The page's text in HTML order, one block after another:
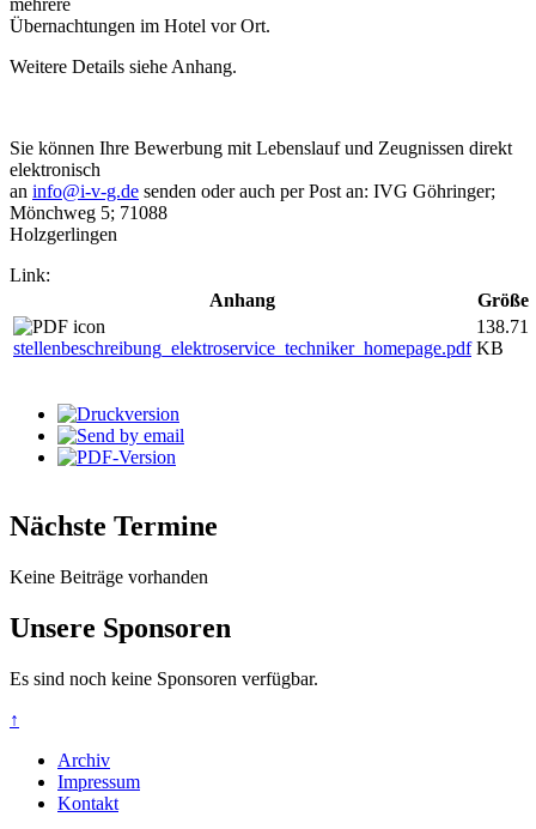
Übernachtungen im Hotel vor Ort.
Weitere Details siehe Anhang.
Sie können Ihre Bewerbung mit Lebenslauf und Zeugnissen direkt
elektronisch
an info@i-v-g.de senden oder auch per Post an: IVG Göhringer;
Mönchweg 5; 71088
Holzgerlingen
Link:
Anhang
Größe
stellenbeschreibung_elektroservice_techniker_homepage.pdf
138.71
KB
Nächste Termine
Keine Beiträge vorhanden
Unsere Sponsoren
Es sind noch keine Sponsoren verfügbar.
↑
Archiv
Impressum
Kontakt